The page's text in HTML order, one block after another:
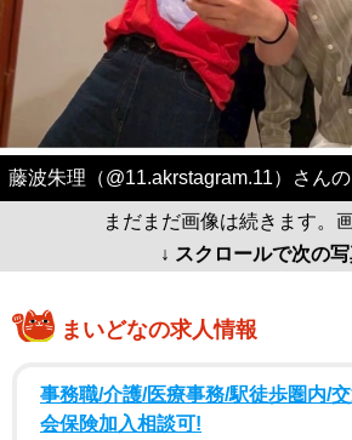
藤波朱理（@11.akrstagram.11）さん
まだまだ画像は続きます。
↓ スクロールで次の写
まいどなの求人情報
事務職/介護/医療事務/駅徒歩圏内/
会保険加入相談可!